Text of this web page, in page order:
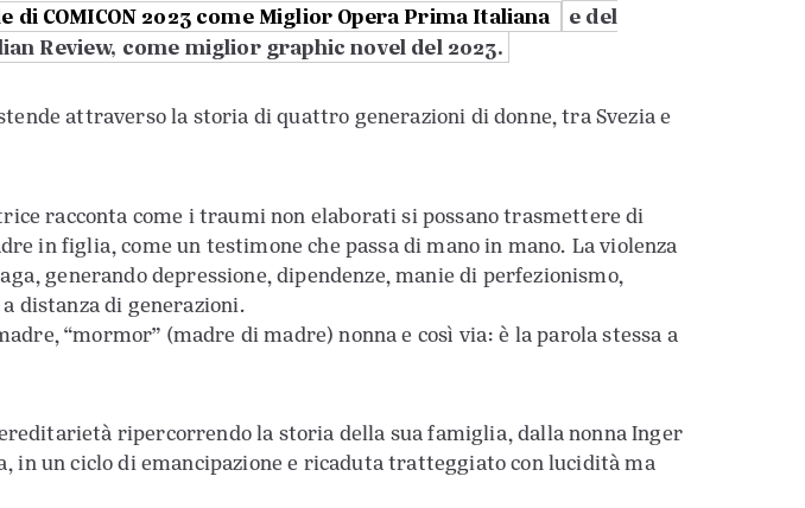
COMICON 2023 come Miglior Opera Prima Italiana
e del
Review, come miglior graphic novel del 2023.
attraverso la storia di quattro generazioni di donne, tra Svezia e
racconta come i traumi non elaborati si possano trasmettere di
in figlia, come un testimone che passa di mano in mano. La violenza
generando depressione, dipendenze, manie di perfezionismo,
distanza di generazioni.
“mormor” (madre di madre) nonna e così via: è la parola stessa a
ripercorrendo la storia della sua famiglia, dalla nonna Inger
in un ciclo di emancipazione e ricaduta tratteggiato con lucidità ma